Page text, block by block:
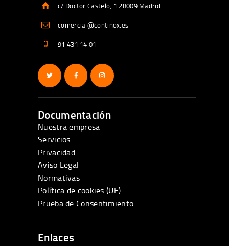
c/ Doctor Castelo, 1 28009 Madrid
comercial@continox.es
91 431 14 01
Documentación
Nuestra empresa
Servicios
Privacidad
Aviso Legal
Normativas
Política de cookies (UE)
Prueba de Consentimiento
Enlaces